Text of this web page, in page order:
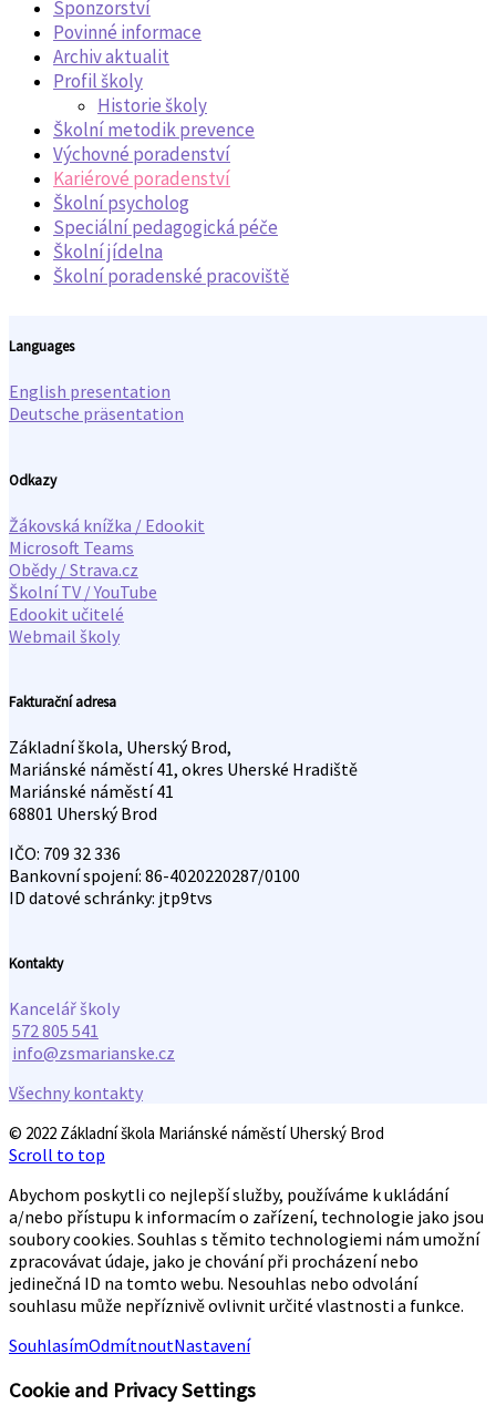
Sponzorství
Povinné informace
Archiv aktualit
Profil školy
Historie školy
Školní metodik prevence
Výchovné poradenství
Kariérové poradenství
Školní psycholog
Speciální pedagogická péče
Školní jídelna
Školní poradenské pracoviště
Languages
English presentation
Deutsche präsentation
Odkazy
Žákovská knížka / Edookit
Microsoft Teams
Obědy / Strava.cz
Školní TV / YouTube
Edookit učitelé
Webmail školy
Fakturační adresa
Základní škola, Uherský Brod,
Mariánské náměstí 41, okres Uherské Hradiště
Mariánské náměstí 41
68801 Uherský Brod
IČO: 709 32 336
Bankovní spojení: 86-4020220287/0100
ID datové schránky: jtp9tvs
Kontakty
Kancelář školy
572 805 541
info@zsmarianske.cz
Všechny kontakty
© 2022 Základní škola Mariánské náměstí Uherský Brod
Scroll to top
Abychom poskytli co nejlepší služby, používáme k ukládání
a/nebo přístupu k informacím o zařízení, technologie jako jsou
soubory cookies. Souhlas s těmito technologiemi nám umožní
zpracovávat údaje, jako je chování při procházení nebo
jedinečná ID na tomto webu. Nesouhlas nebo odvolání
souhlasu může nepříznivě ovlivnit určité vlastnosti a funkce.
SouhlasímOdmítnoutNastavení
Cookie and Privacy Settings